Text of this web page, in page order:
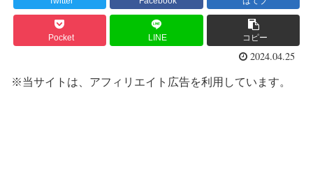
Pocket LINE コピー
2024.04.25
※当サイトは、アフィリエイト広告を利用しています。